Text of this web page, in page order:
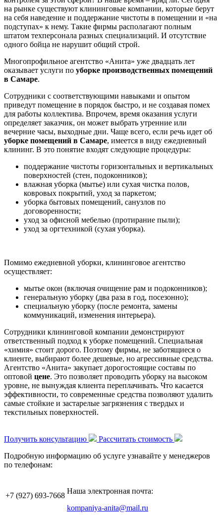
на рынке существуют клининговые компании, которые берут
на себя наведение и поддержание чистоты в помещении и «на
подступах» к нему. Такие фирмы располагают полным
штатом техперсонала разных специализаций. И отсутствие
одного бойца не нарушит общий строй.
Многопрофильное агентство «Анита» уже двадцать лет
оказывает услуги по уборке производственных помещений
в Самаре.
Сотрудники с соответствующими навыками и опытом
приведут помещение в порядок быстро, и не создавая помех
для работы коллектива. Впрочем, время оказания услуги
определяет заказчик, он может выбрать утренние или
вечерние часы, выходные дни. Чаще всего, если речь идет об
уборке помещений в Самаре, имеется в виду ежедневный
клининг. В это понятие входят следующие процедуры:
поддержание чистоты горизонтальных и вертикальных
поверхностей (стен, подоконников);
влажная уборка (мытье) или сухая чистка полов,
ковровых покрытий, уход за паркетом;
уборка бытовых помещений, санузлов по
договоренности;
уход за офисной мебелью (протирание пыли);
уход за оргтехникой (сухая уборка).
Помимо ежедневной уборки, клининговое агентство
осуществляет:
мытье окон (включая очищение рам и подоконников);
генеральную уборку (два раза в год, посезонно);
специальную уборку (после ремонта, замены
коммуникаций, изменения интерьера).
Сотрудники клининговой компании демонстрируют
ответственный подход к уборке помещений. Специальная
«химия» стоит дорого. Поэтому фирмы, не заботящиеся о
клиенте, выбирают более дешевые, но агрессивные средства.
Агентство «Анита» закупает дорогостоящие составы по
оптовой цене. Это позволяет проводить уборку на высоком
уровне, не вынуждая клиента переплачивать. Что касается
эффективности, то современные средства позволяют удалить
самые стойкие и застарелые загрязнения с твердых и
текстильных поверхностей.
Получить консультацию
Рассчитать стоимость
Подробную информацию об услуге узнавайте у менеджеров
по телефонам:
+7 (927) 693-7668
Наша электронная почта:
kompaniya-anita@mail.ru